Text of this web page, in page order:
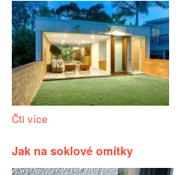
Čti více
Jak na soklové omítky